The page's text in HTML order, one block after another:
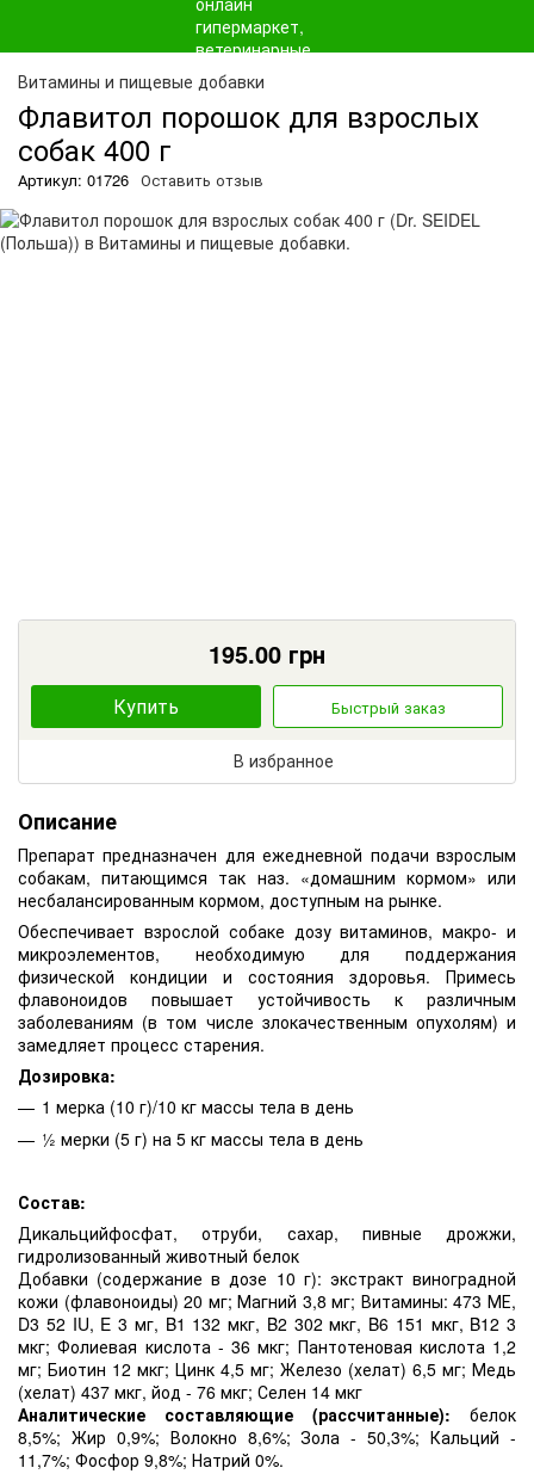
Витамины и пищевые добавки
Флавитол порошок для взрослых
собак 400 г
Артикул: 01726 Оставить отзыв
195.00 грн
Купить Быстрый заказ
В избранное
Описание
Препарат предназначен для ежедневной подачи взрослым
собакам, питающимся так наз. «домашним кормом» или
несбалансированным кормом, доступным на рынке.
Обеспечивает взрослой собаке дозу витаминов, макро- и
микроэлементов, необходимую для поддержания
физической кондиции и состояния здоровья. Примесь
флавоноидов повышает устойчивость к различным
заболеваниям (в том числе злокачественным опухолям) и
замедляет процесс старения.
Дозировка:
1 мерка (10 г)/10 кг массы тела в день
½ мерки (5 г) на 5 кг массы тела в день
Состав:
Дикальцийфосфат, отруби, сахар, пивные дрожжи,
гидролизованный животный белок
Добавки (содержание в дозе 10 г): экстракт виноградной
кожи (флавоноиды) 20 мг; Магний 3,8 мг; Витамины: 473 МЕ,
D3 52 IU, E 3 мг, B1 132 мкг, B2 302 мкг, B6 151 мкг, B12 3
мкг; Фолиевая кислота - 36 мкг; Пантотеновая кислота 1,2
мг; Биотин 12 мкг; Цинк 4,5 мг; Железо (хелат) 6,5 мг; Медь
(хелат) 437 мкг, йод - 76 мкг; Селен 14 мкг
Аналитические составляющие (рассчитанные): белок
8,5%; Жир 0,9%; Волокно 8,6%; Зола - 50,3%; Кальций -
11,7%; Фосфор 9,8%; Натрий 0%.